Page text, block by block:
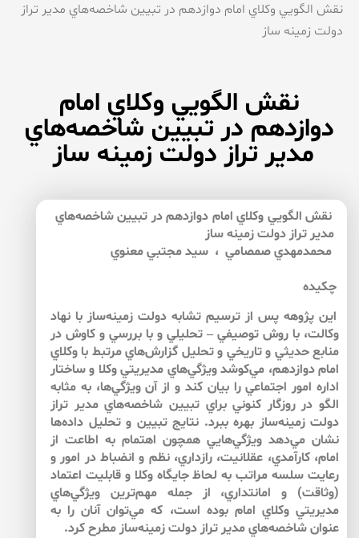
نقش الگويي وكلاي امام دوازدهم در تبيين شاخصه‌هاي مدير تراز
دولت زمينه ساز
نقش الگويي وكلاي امام
دوازدهم در تبيين شاخصه‌هاي
مدير تراز دولت زمينه ساز
نقش الگويي وكلاي امام دوازدهم در تبيين شاخصه‌هاي
مدير تراز دولت زمينه ساز
محمدمهدي صمصامي ، سيد مجتبي معنوي
چكيده
اين پژوهه پس از ترسيم تشابه دولت زمينه‌ساز با نهاد
وكالت، با روش توصيفي – تحليلي و با بررسي و كاوش در
منابع حديثي و تاريخي و تحليل گزارش‌هاي مرتبط با وكلاي
امام دوازدهم، مي‌كوشد ويژگي‌هاي مديريتي وكلا و ساختار
اداره امور اجتماعي را بيان كند و از آن ويژگي‌ها، به مثابه
الگو در روزگار كنوني براي تبيين شاخصه‌هاي مدير تراز
دولت زمينه‌ساز بهره ببرد. نتايج تبيين و تحليل داده‌ها
نشان مي‌دهد ويژگي‌هايي همچون اهتمام به اطاعت از
امام، كارآمدي، عقلانيت، رازداري، نظم و انضباط در امور و
رعايت سلسه مراتب به لحاظ جايگاه وكلا و قابليت اعتماد
(وثاقت) و امانتداري، از جمله مهم‌ترين ويژگي‌هاي
مديريتي وكلاي امام بوده است، كه مي‌توان آنان را به
عنوان شاخصه‌هاي مدير تراز دولت زمينه‌ساز مطرح كرد.